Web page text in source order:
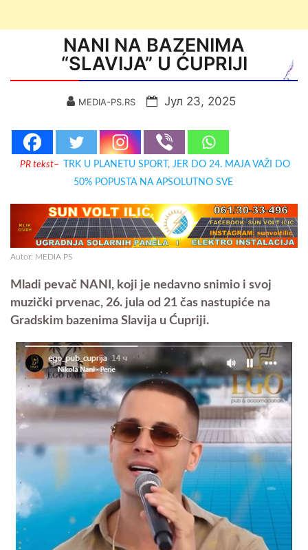
NANI NA BAZENIMA
“SLAVIJA” U ĆUPRIJI
MEDIA-PS.RS Јул 23, 2025
PR tekst–
TRK U PLANETU SPORT, JER DO 24. MAJA VAŽI DO
50% POPUSTA NA APSOLUTNO SVE
Autor: MEDIA PS
Mladi pevač NANI, koji je nedavno snimio i svoj
muzički prvenac, 26. jula od 21 čas nastupiće na
Gradskim bazenima Slavija u Ćupriji.